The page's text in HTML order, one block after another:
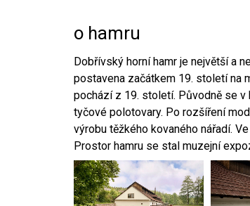
o hamru
Dobřívský horní hamr je největší a
postavena začátkem 19. století na
pochází z 19. století. Původně se
tyčové polotovary. Po rozšíření
výrobu těžkého kovaného nářadí.
Prostor hamru se stal muzejní